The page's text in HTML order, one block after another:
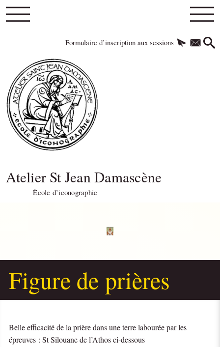
Formulaire d’inscription aux sessions
Atelier St Jean Damascène
École d’iconographie
Figure de prières
Belle efficacité de la prière dans une terre labourée par les
épreuves : St Silouane de l’Athos ci-dessous